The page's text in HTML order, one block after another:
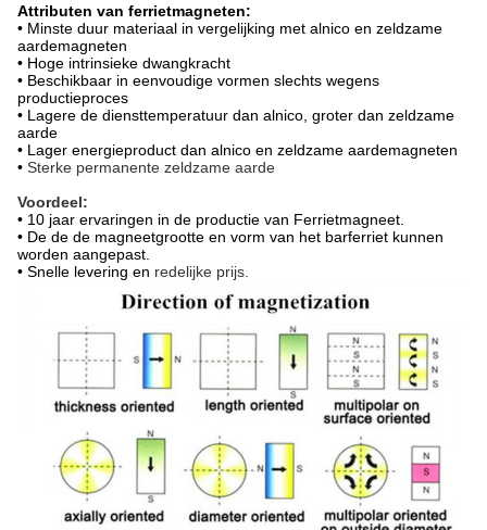
Attributen van ferrietmagneten:
• Minste duur materiaal in vergelijking met alnico en zeldzame
aardemagneten
• Hoge intrinsieke dwangkracht
• Beschikbaar in eenvoudige vormen slechts wegens
productieproces
• Lagere de diensttemperatuur dan alnico, groter dan zeldzame
aarde
• Lager energieproduct dan alnico en zeldzame aardemagneten
• Sterke permanente zeldzame aarde
Voordeel:
• 10 jaar ervaringen in de productie van Ferrietmagneet.
• De de de magneetgrootte en vorm van het barferriet kunnen
worden aangepast.
• Snelle levering en redelijke prijs.